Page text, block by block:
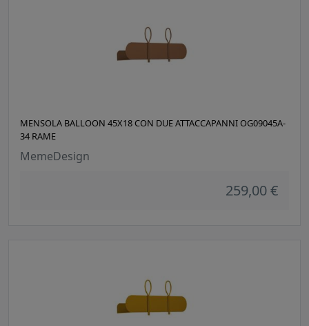
MENSOLA BALLOON 45X18 CON DUE ATTACCAPANNI OG09045A-
34 RAME
MemeDesign
259,00 €